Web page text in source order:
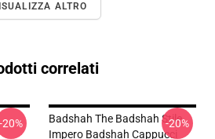
ALTRO
correlati
-20%
Badshah The Badshah Stile
Impero Badshah Cappucci
-20%